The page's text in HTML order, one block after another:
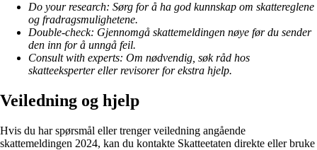
Do your research: Sørg for å ha god kunnskap om skattereglene
og fradragsmulighetene.
Double-check: Gjennomgå skattemeldingen nøye før du sender
den inn for å unngå feil.
Consult with experts: Om nødvendig, søk råd hos
skatteeksperter eller revisorer for ekstra hjelp.
Veiledning og hjelp
Hvis du har spørsmål eller trenger veiledning angående
skattemeldingen 2024, kan du kontakte Skatteetaten direkte eller bruke